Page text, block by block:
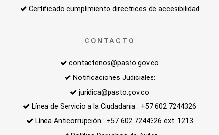
Certificado cumplimiento directrices de accesibilidad
CONTACTO
contactenos@pasto.gov.co
Notificaciones Judiciales:
juridica@pasto.gov.co
Línea de Servicio a la Ciudadania : +57 602 7244326
Línea Anticorrupción : +57 602 7244326 ext. 1213